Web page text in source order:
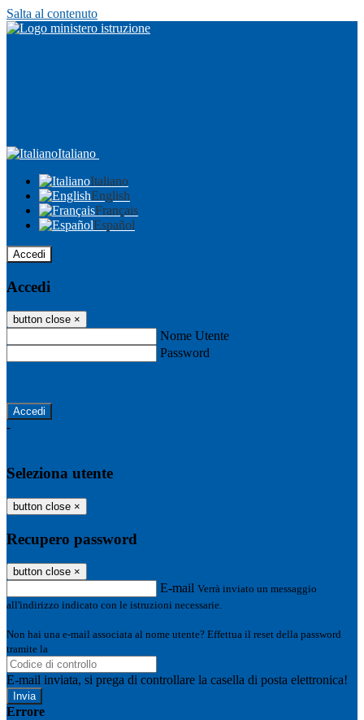
Salta al contenuto
Italiano
Italiano
English
Français
Español
Accedi
Accedi
button close ×
Nome Utente
Password
-
Seleziona utente
button close ×
Recupero password
button close ×
E-mail Verrà inviato un messaggio
all'indirizzo indicato con le istruzioni necessarie.
Non hai una e-mail associata al nome utente? Effettua il reset della password
tramite la
E-mail inviata, si prega di controllare la casella di posta elettronica!
Errore